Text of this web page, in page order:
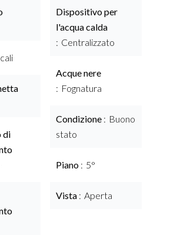
di
Dispositivo per
l'acqua calda
Centralizzato
Acque nere
Fognatura
Condizione
Buono
stato
Piano 5°
Vista Aperta